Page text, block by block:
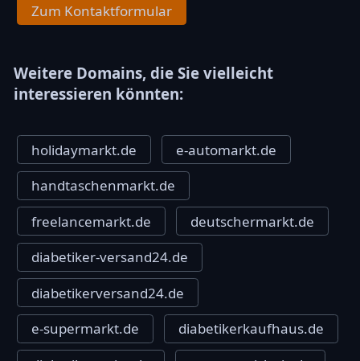
Zum Kontaktformular
Weitere Domains, die Sie vielleicht
interessieren könnten:
holidaymarkt.de
e-automarkt.de
handtaschenmarkt.de
freelancemarkt.de
deutschermarkt.de
diabetiker-versand24.de
diabetikerversand24.de
e-supermarkt.de
diabetikerkaufhaus.de